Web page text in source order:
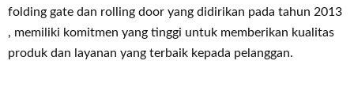
folding gate dan rolling door yang didirikan pada tahun 2013
, memiliki komitmen yang tinggi untuk memberikan kualitas
produk dan layanan yang terbaik kepada pelanggan.